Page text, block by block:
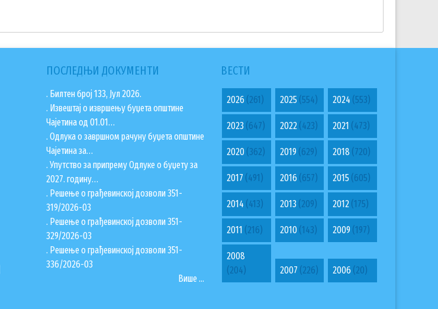
ПОСЛЕДЊИ ДОКУМЕНТИ
. Билтен број 133, Јул 2026.
. Извештај о извршењу буџета општине
Чајетина од 01.01…
. Одлука о завршном рачуну буџета општине
Чајетина за…
. Упутство за припрему Одлуке о буџету за
2027. годину…
. Решење о грађевинској дозволи 351-
319/2026-03
. Решење о грађевинској дозволи 351-
329/2026-03
. Решење о грађевинској дозволи 351-
336/2026-03
Више ...
ВЕСТИ
2026 (261) 2025(554) 2024 (553)
2023 (647) 2022(423) 2021 (473)
2020 (362) 2019(629) 2018 (720)
2017 (491) 2016(657) 2015 (605)
2014 (413) 2013(209) 2012 (175)
2011 (216) 2010(143) 2009 (197)
2008
(204)
2007 (226) 2006 (20)